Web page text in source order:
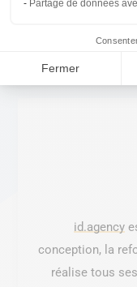
Partage de données
Fermer
id.agency
conception, la
réalise tous